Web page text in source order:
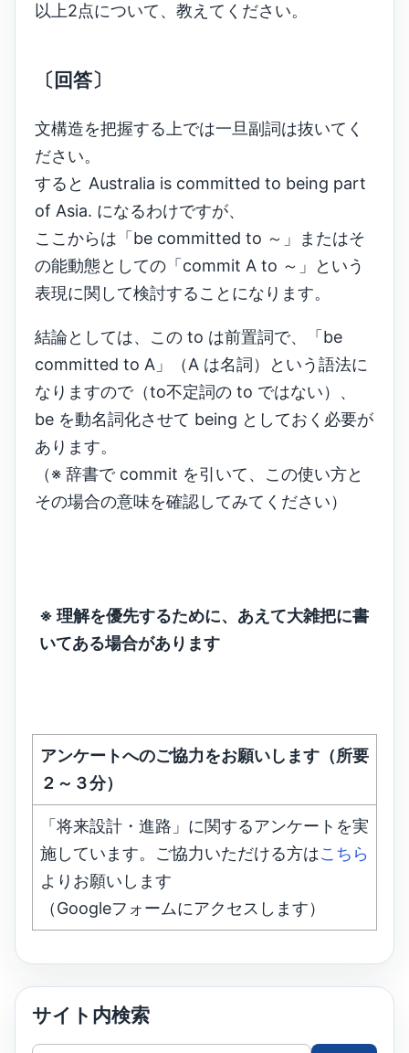
以上2点について、教えてください。
〔回答〕
文構造を把握する上では一旦副詞は抜いてく
ださい。
すると Australia is committed to being part
of Asia. になるわけですが、
ここからは「be committed to ～」またはそ
の能動態としての「commit A to ～」という
表現に関して検討することになります。
結論としては、この to は前置詞で、「be
committed to A」（A は名詞）という語法に
なりますので（to不定詞の to ではない）、
be を動名詞化させて being としておく必要が
あります。
（※ 辞書で commit を引いて、この使い方と
その場合の意味を確認してみてください）
※ 理解を優先するために、あえて大雑把に書
いてある場合があります
アンケートへのご協力をお願いします（所要
２～３分）
「将来設計・進路」に関するアンケートを実
施しています。ご協力いただける方はこちら
よりお願いします
（Googleフォームにアクセスします）
サイト内検索